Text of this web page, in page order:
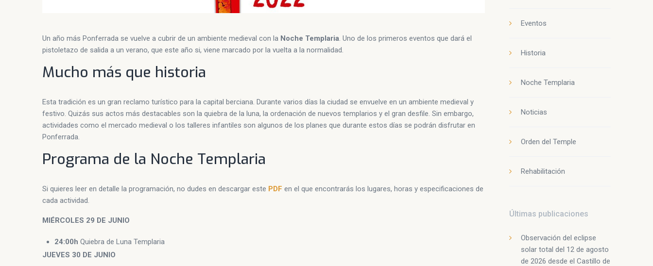
Un año más Ponferrada se vuelve a cubrir de un ambiente medieval con la Noche Templaria. Uno de los primeros eventos que dará el
pistoletazo de salida a un verano, que este año si, viene marcado por la vuelta a la normalidad.
Mucho más que historia
Esta tradición es un gran reclamo turístico para la capital berciana. Durante varios días la ciudad se envuelve en un ambiente medieval y
festivo. Quizás sus actos más destacables son la quiebra de la luna, la ordenación de nuevos templarios y el gran desfile. Sin embargo,
actividades como el mercado medieval o los talleres infantiles son algunos de los planes que durante estos días se podrán disfrutar en
Ponferrada.
Programa de la Noche Templaria
Si quieres leer en detalle la programación, no dudes en descargar este PDF en el que encontrarás los lugares, horas y especificaciones de
cada actividad.
MIÉRCOLES 29 DE JUNIO
24:00h Quiebra de Luna Templaria
JUEVES 30 DE JUNIO
Eventos
Historia
Noche Templaria
Noticias
Orden del Temple
Rehabilitación
Últimas publicaciones
Observación del eclipse
solar total del 12 de agosto
de 2026 desde el Castillo de